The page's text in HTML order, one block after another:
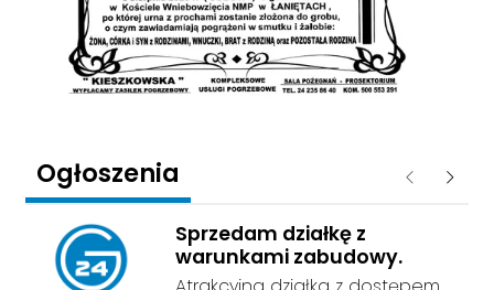
Ogłoszenia Poprzednie
Sprzedam działkę z
warunkami zabudowy.